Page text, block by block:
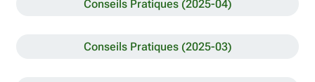
Conseils Pratiques (2025-04)
Conseils Pratiques (2025-03)